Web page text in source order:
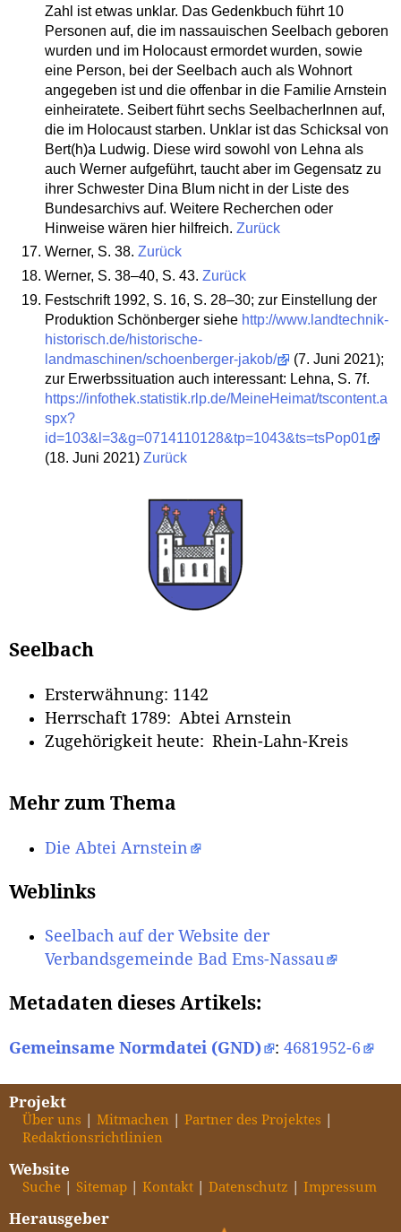
Zahl ist etwas unklar. Das Gedenkbuch führt 10
Personen auf, die im nassauischen Seelbach geboren
wurden und im Holocaust ermordet wurden, sowie
eine Person, bei der Seelbach auch als Wohnort
angegeben ist und die offenbar in die Familie Arnstein
einheiratete. Seibert führt sechs SeelbacherInnen auf,
die im Holocaust starben. Unklar ist das Schicksal von
Bert(h)a Ludwig. Diese wird sowohl von Lehna als
auch Werner aufgeführt, taucht aber im Gegensatz zu
ihrer Schwester Dina Blum nicht in der Liste des
Bundesarchivs auf. Weitere Recherchen oder
Hinweise wären hier hilfreich. Zurück
Werner, S. 38. Zurück
Werner, S. 38–40, S. 43. Zurück
Festschrift 1992, S. 16, S. 28–30; zur Einstellung der
Produktion Schönberger siehe http://www.landtechnik-
historisch.de/historische-
landmaschinen/schoenberger-jakob/
(7. Juni 2021);
zur Erwerbssituation auch interessant: Lehna, S. 7f.
https://infothek.statistik.rlp.de/MeineHeimat/tscontent.a
spx?
id=103&l=3&g=0714110128&tp=1043&ts=tsPop01
(18. Juni 2021) Zurück
Seelbach
Ersterwähnung: 1142
Herrschaft 1789: Abtei Arnstein
Zugehörigkeit heute: Rhein-Lahn-Kreis
Mehr zum Thema
Die Abtei Arnstein
Weblinks
Seelbach auf der Website der
Verbandsgemeinde Bad Ems-Nassau
Metadaten dieses Artikels:
Gemeinsame Normdatei (GND) : 4681952-6
Projekt
Über uns Mitmachen
Partner des Projektes
Redaktionsrichtlinien
Website
Suche Sitemap Kontakt Datenschutz Impressum
Herausgeber